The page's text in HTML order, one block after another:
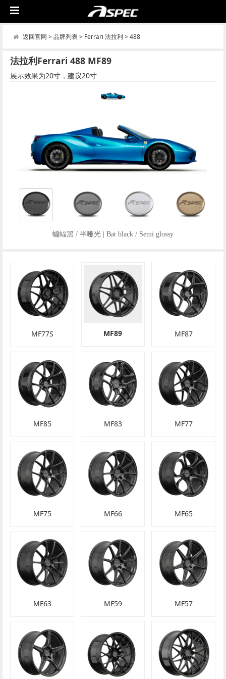
返回官网 > 品牌列表> Ferrari 法拉利 > 488
法拉利Ferrari 488 MF89
展示效果为20寸，建议20寸
蝙蝠黑 / 半哑光 | Bat black / Semi glossy
MF77S MF89 MF87
MF85 MF83 MF77
MF75 MF66 MF65
MF63 MF59 MF57